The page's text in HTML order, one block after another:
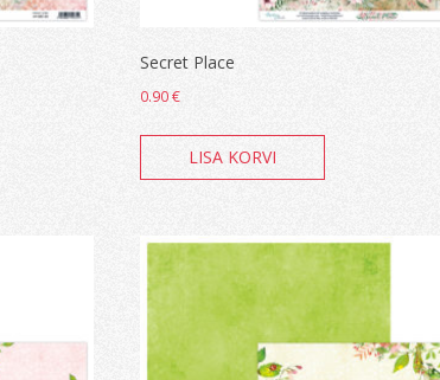
Secret Place
0.90€
LISA KORVI